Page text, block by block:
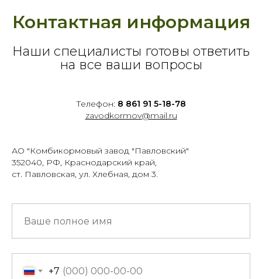
Контактная информация
Наши специалисты готовы ответить
на все ваши вопросы
Телефон: 8 861 91 5-18-78
zavodkormov@mail.ru
АО "Комбикормовый завод "Павловский"
352040, РФ, Краснодарский край,
ст. Павловская, ул. Хлебная, дом 3.
+7